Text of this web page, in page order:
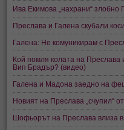
Ива Екимова „нахрани“ злобно
Преслава и Галена скубали
Галена: Не комуникирам с
Кой помля колата на Преслава
Вип Брадър? (видео)
Галена и Мадона заедно на
Новият на Преслава „счупил“
Шофьорът на Преслава влиза